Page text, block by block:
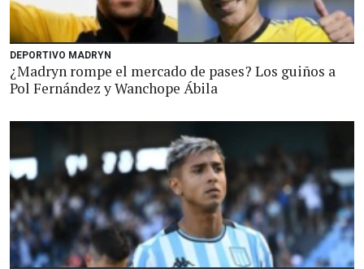
DEPORTIVO MADRYN
¿Madryn rompe el mercado de pases? Los guiños a
Pol Fernández y Wanchope Ábila